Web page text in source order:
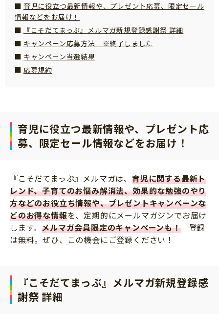
個⼈情報について
お問い合わせ
育児に役立つ最新情報や、プレゼント応募、限定セール
情報などをお届け！
『こそだてまっぷ』メルマガ新規登録感謝祭 詳細
キャンペーン応募方法 ※終了しました
キャンペーン当選結果
応募規約
育児に役立つ最新情報や、プレゼント応
募、限定セール情報などをお届け！
『こそだてまっぷ』メルマガは、 育児に関する最新ト
レンド、子育てのお悩み解消法、効果的な勉強のやり
方などのお役立ち情報や、プレゼントキャンペーンな
どのお得な情報を、定期的にメールマガジンでお届け
します。メルマガ会員限定のキャンペーンも！登録
は無料。ぜひ、この機会にご登録ください！
『こそだてまっぷ』メルマガ新規登録感
謝祭 詳細